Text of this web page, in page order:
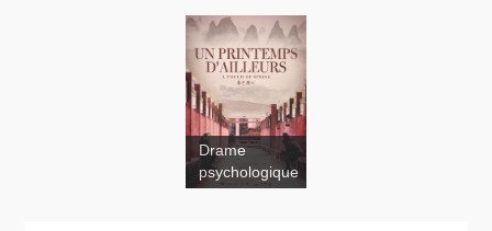
Un
Drame
psychologique